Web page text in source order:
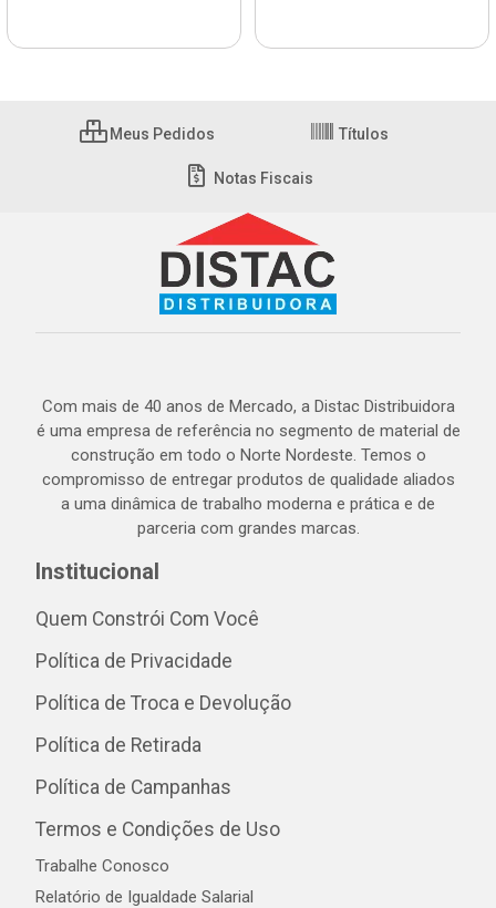
Meus Pedidos Títulos
Notas Fiscais
Com mais de 40 anos de Mercado, a Distac Distribuidora
é uma empresa de referência no segmento de material de
construção em todo o Norte Nordeste. Temos o
compromisso de entregar produtos de qualidade aliados
a uma dinâmica de trabalho moderna e prática e de
parceria com grandes marcas.
Institucional
Quem Constrói Com Você
Política de Privacidade
Política de Troca e Devolução
Política de Retirada
Política de Campanhas
Termos e Condições de Uso
Trabalhe Conosco
Relatório de Igualdade Salarial